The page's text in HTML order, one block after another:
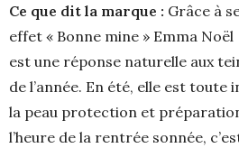
Ce que dit la marque : Grâce à
effet « Bonne mine » Emma Noël
est une réponse naturelle aux
de l’année. En été, elle est
la peau protection et
l’heure de la rentrée sonnée,